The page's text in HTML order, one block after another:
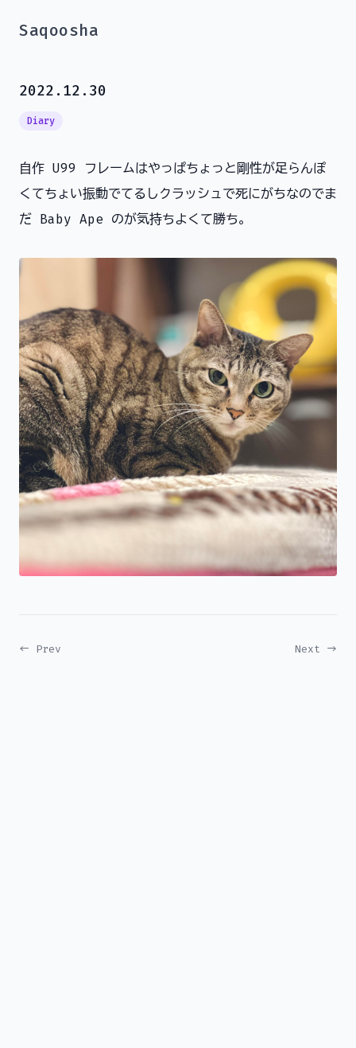
Saqoosha
2022.12.30
Diary
自作 U99 フレームはやっぱちょっと剛性が足らんぽ
くてちょい振動でてるしクラッシュで死にがちなのでま
だ Baby Ape のが気持ちよくて勝ち。
← Prev Next →